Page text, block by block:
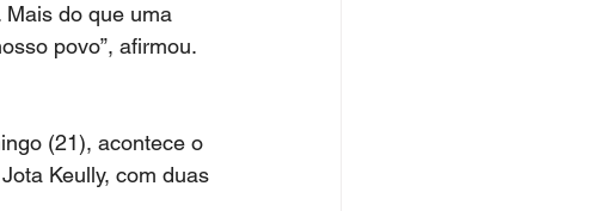
Mais do que uma
povo”, afirmou.
(21), acontece o
Keully, com duas